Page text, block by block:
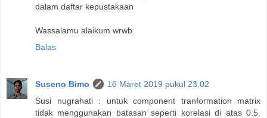
dalam daftar kepustakaan
Wassalamu alaikum wrwb
Balas
Suseno Bimo
16 Maret 2019 pukul 23.02
Susi nugrahati : untuk component tranformation matrix
tidak menggunakan batasan seperti korelasi di atas 0.5.